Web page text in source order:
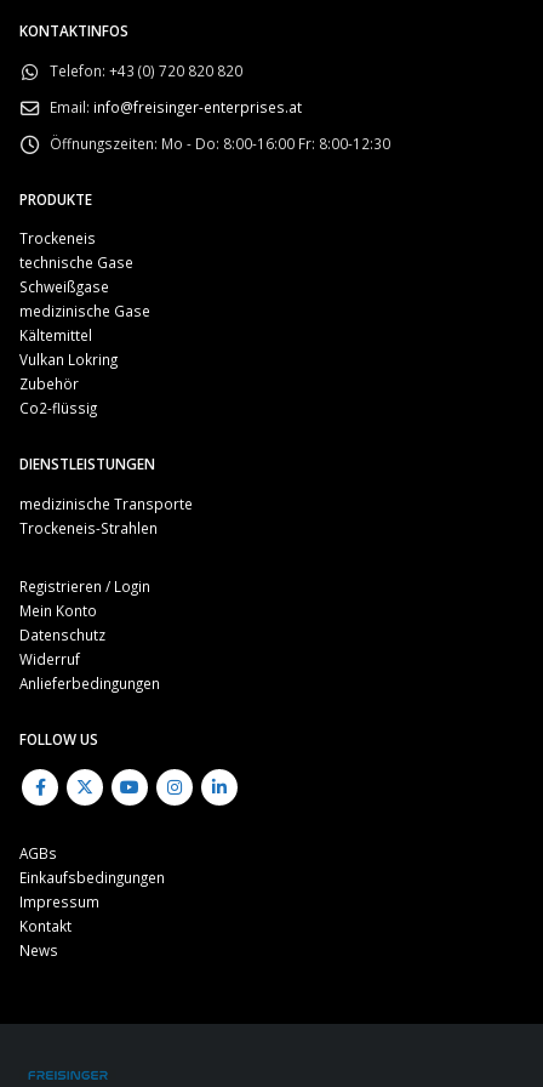
KONTAKTINFOS
Telefon: +43 (0) 720 820 820
Email: info@freisinger-enterprises.at
Öffnungszeiten: Mo - Do: 8:00-16:00 Fr: 8:00-12:30
PRODUKTE
Trockeneis
technische Gase
Schweißgase
medizinische Gase
Kältemittel
Vulkan Lokring
Zubehör
Co2-flüssig
DIENSTLEISTUNGEN
medizinische Transporte
Trockeneis-Strahlen
Registrieren / Login
Mein Konto
Datenschutz
Widerruf
Anlieferbedingungen
FOLLOW US
AGBs
Einkaufsbedingungen
Impressum
Kontakt
News